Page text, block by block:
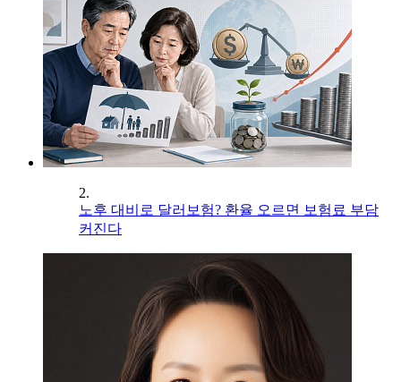
2.
노후 대비로 달러보험? 환율 오르면 보험료 부담
커진다